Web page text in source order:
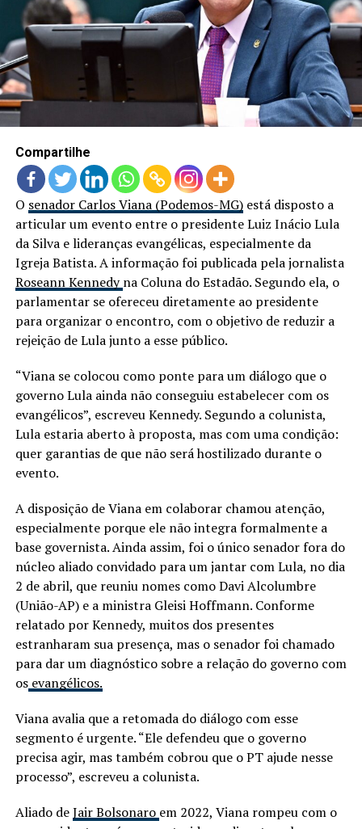
Compartilhe
O senador Carlos Viana (Podemos-MG)está disposto a
articular um evento entre o presidente Luiz Inácio Lula
da Silva e lideranças evangélicas, especialmente da
Igreja Batista. A informação foi publicada pela jornalista
Roseann Kennedyna Coluna do Estadão. Segundo ela, o
parlamentar se ofereceu diretamente ao presidente
para organizar o encontro, com o objetivo de reduzir a
rejeição de Lula junto a esse público.
“Viana se colocou como ponte para um diálogo que o
governo Lula ainda não conseguiu estabelecer com os
evangélicos”, escreveu Kennedy. Segundo a colunista,
Lula estaria aberto à proposta, mas com uma condição:
quer garantias de que não será hostilizado durante o
evento.
A disposição de Viana em colaborar chamou atenção,
especialmente porque ele não integra formalmente a
base governista. Ainda assim, foi o único senador fora do
núcleo aliado convidado para um jantar com Lula, no dia
2 de abril, que reuniu nomes como Davi Alcolumbre
(União-AP) e a ministra Gleisi Hoffmann. Conforme
relatado por Kennedy, muitos dos presentes
estranharam sua presença, mas o senador foi chamado
para dar um diagnóstico sobre a relação do governo com
osevangélicos.
Viana avalia que a retomada do diálogo com esse
segmento é urgente. “Ele defendeu que o governo
precisa agir, mas também cobrou que o PT ajude nesse
processo”, escreveu a colunista.
Aliado deJair Bolsonaro em 2022, Viana rompeu com o